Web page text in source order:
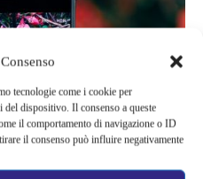
tecnologie come i cookie per
del dispositivo. Il consenso a queste
il comportamento di navigazione o ID
il consenso può influire negativamente